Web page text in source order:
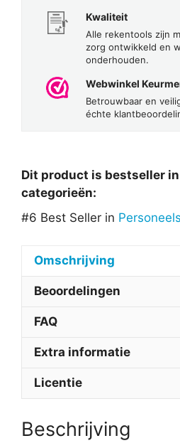
Kwaliteit
Alle rekentools zijn
zorg ontwikkeld en
onderhouden.
Webwinkel
Betrouwbaar en
échte
Dit product is bestseller
categorieën:
#6 Best Seller in
Omschrijving
Beoordelingen
FAQ
Extra informatie
Licentie
Beschrijving